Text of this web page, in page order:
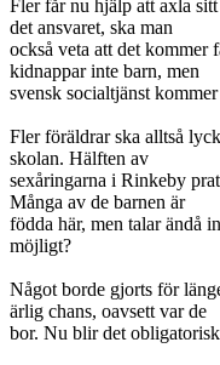
Fler får nu hjälp att axla
det ansvaret, ska man
också veta att det kommer
kidnappar inte barn, men
svensk socialtjänst
Fler föräldrar ska alltså
skolan. Hälften av
sexåringarna i Rinkeby
Många av de barnen är
födda här, men talar ändå
möjligt?
Något borde gjorts för
ärlig chans, oavsett var de
bor. Nu blir det